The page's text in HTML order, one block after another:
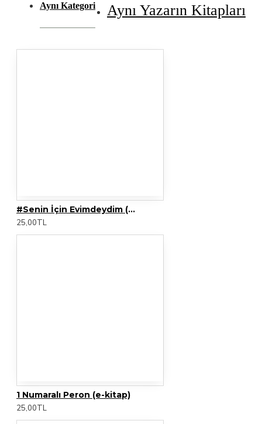
Aynı Kategori Aynı Yazarın Kitapları
#Senin İçin Evimdeydim (e-kitap)
25,00TL
1 Numaralı Peron (e-kitap)
25,00TL